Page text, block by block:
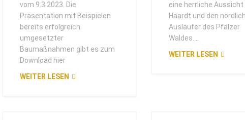
vom 9.3.2023. Die
Präsentation mit Beispielen
bereits erfolgreich
umgesetzter
Baumaßnahmen gibt es zum
Download hier
WEITER LESEN
eine herrliche Aussicht
Haardt und den
Ausläufer des Pfälzer
Waldes....
WEITER LESEN